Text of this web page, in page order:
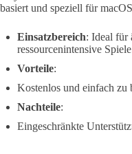
basiert und speziell für
Einsatzbereich: Ideal für
ressourcenintensive
Vorteile:
Kostenlos und einfach zu
Nachteile:
Eingeschränkte